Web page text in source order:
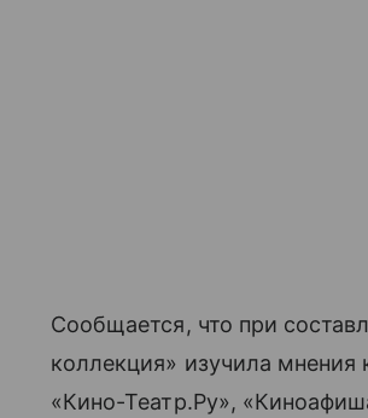
Сообщается, что при
коллекция» изучила мнения
«Кино-Театр.Ру»,